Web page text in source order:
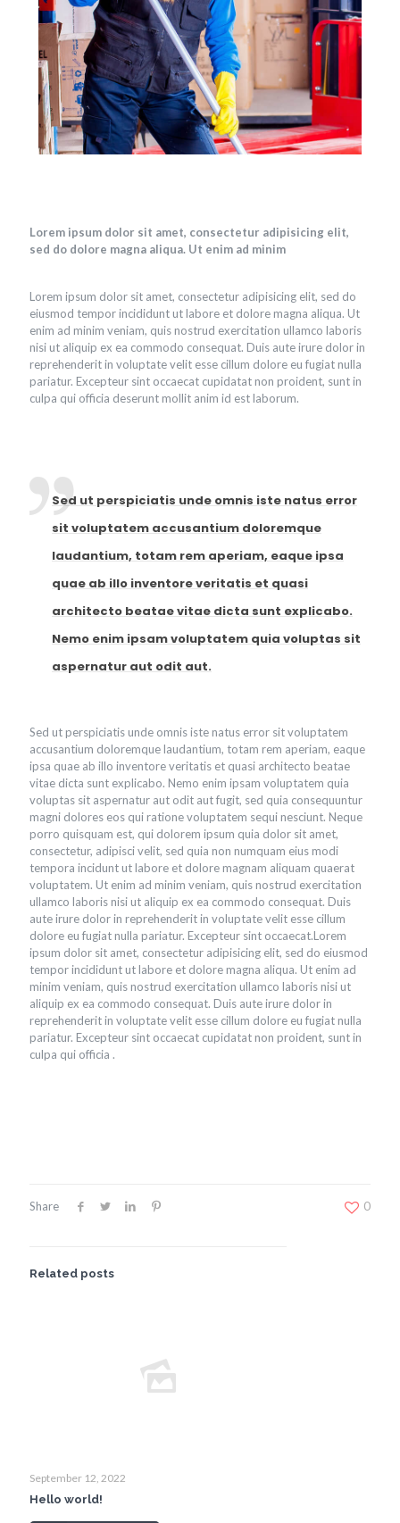
Lorem ipsum dolor sit amet, consectetur adipisicing elit,
sed do dolore magna aliqua. Ut enim ad minim
Lorem ipsum dolor sit amet, consectetur adipisicing elit, sed do
eiusmod tempor incididunt ut labore et dolore magna aliqua. Ut
enim ad minim veniam, quis nostrud exercitation ullamco laboris
nisi ut aliquip ex ea commodo consequat. Duis aute irure dolor in
reprehenderit in voluptate velit esse cillum dolore eu fugiat nulla
pariatur. Excepteur sint occaecat cupidatat non proident, sunt in
culpa qui officia deserunt mollit anim id est laborum.
Sed ut perspiciatis unde omnis iste natus error
sit voluptatem accusantium doloremque
laudantium, totam rem aperiam, eaque ipsa
quae ab illo inventore veritatis et quasi
architecto beatae vitae dicta sunt explicabo.
Nemo enim ipsam voluptatem quia voluptas sit
aspernatur aut odit aut.
Sed ut perspiciatis unde omnis iste natus error sit voluptatem
accusantium doloremque laudantium, totam rem aperiam, eaque
ipsa quae ab illo inventore veritatis et quasi architecto beatae
vitae dicta sunt explicabo. Nemo enim ipsam voluptatem quia
voluptas sit aspernatur aut odit aut fugit, sed quia consequuntur
magni dolores eos qui ratione voluptatem sequi nesciunt. Neque
porro quisquam est, qui dolorem ipsum quia dolor sit amet,
consectetur, adipisci velit, sed quia non numquam eius modi
tempora incidunt ut labore et dolore magnam aliquam quaerat
voluptatem. Ut enim ad minim veniam, quis nostrud exercitation
ullamco laboris nisi ut aliquip ex ea commodo consequat. Duis
aute irure dolor in reprehenderit in voluptate velit esse cillum
dolore eu fugiat nulla pariatur. Excepteur sint occaecat.Lorem
ipsum dolor sit amet, consectetur adipisicing elit, sed do eiusmod
tempor incididunt ut labore et dolore magna aliqua. Ut enim ad
minim veniam, quis nostrud exercitation ullamco laboris nisi ut
aliquip ex ea commodo consequat. Duis aute irure dolor in
reprehenderit in voluptate velit esse cillum dolore eu fugiat nulla
pariatur. Excepteur sint occaecat cupidatat non proident, sunt in
culpa qui officia .
Share 0
Related posts
September 12, 2022
Hello world!